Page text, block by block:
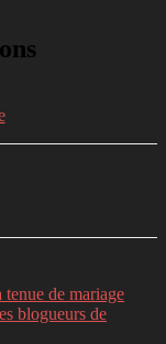
de mariage
blogueurs de